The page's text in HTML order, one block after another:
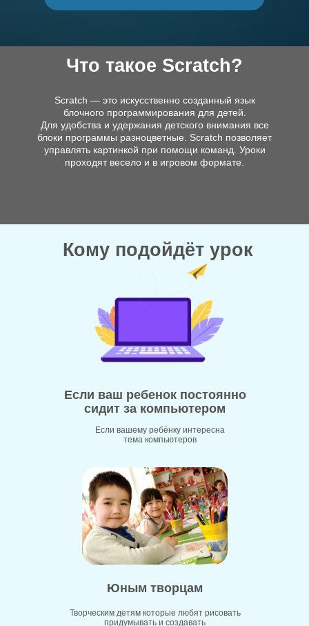
Scratch — это искусственно созданный язык
блочного программирования для детей.
Для удобства и удержания детского внимания все
блоки программы разноцветные. Scratch позволяет
управлять картинкой при помощи команд. Уроки
проходят весело и в игровом формате.
Что такое Scratch?
Кому подойдёт урок
Если ваш ребенок постоянно
сидит за компьютером
Юным творцам
Если вашему ребёнку интересна
тема компьютеров
Творческим детям которые любят рисовать
придумывать и создавать